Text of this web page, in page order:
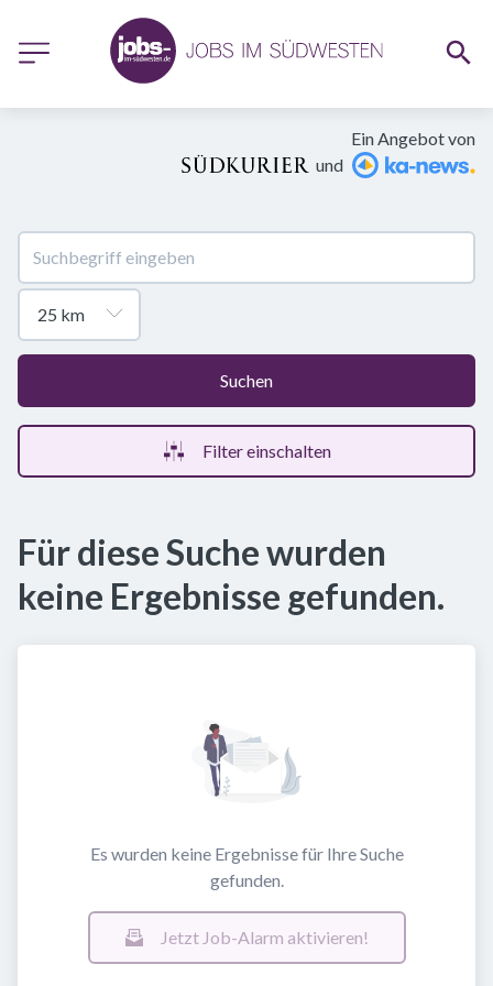
Ein Angebot von
und
Suchen
Filter einschalten
Für diese Suche wurden
keine Ergebnisse gefunden.
Es wurden keine Ergebnisse für Ihre Suche
gefunden.
Jetzt Job-Alarm aktivieren!